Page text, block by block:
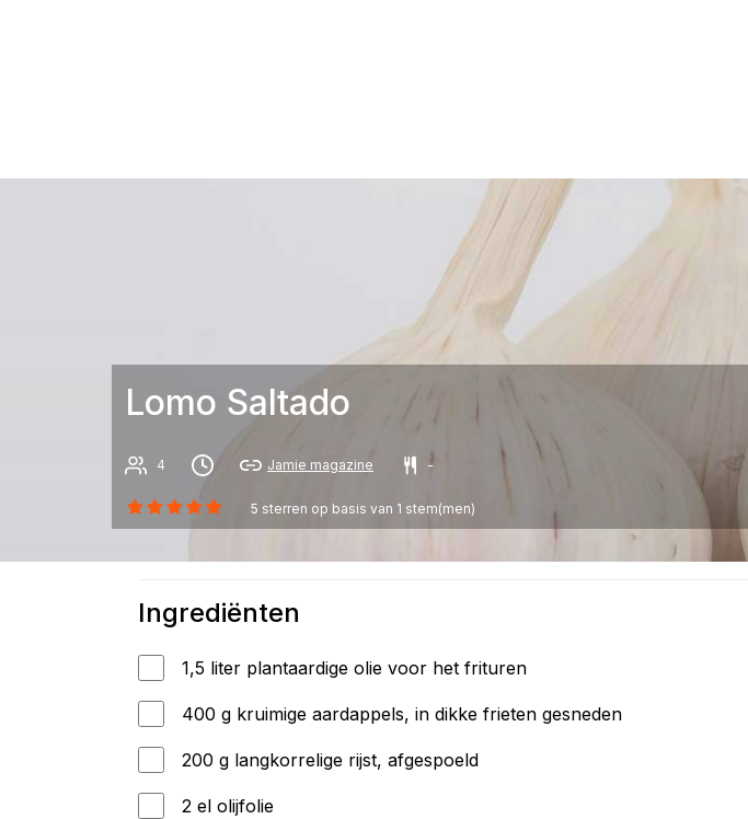
Lomo Saltado
4 Jamie magazine -
5 sterren op basis van 1 stem(men)
Ingrediënten
1,5 liter plantaardige olie voor het frituren
400 g kruimige aardappels, in dikke frieten gesneden
200 g langkorrelige rijst, afgespoeld
2 el olijfolie